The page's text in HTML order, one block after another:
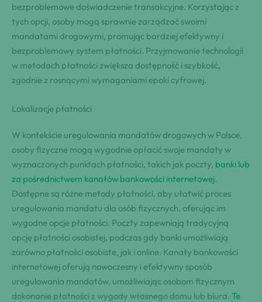
bezproblemowe doświadczenie transakcyjne. Korzystając z
tych opcji, osoby mogą sprawnie zarządzać swoimi
mandatami drogowymi, promując bardziej efektywny i
bezproblemowy system płatności. Przyjmowanie technologii
w metodach płatności zwiększa dostępność i szybkość,
zgodnie z rosnącymi wymaganiami epoki cyfrowej.
Lokalizacje płatności
W kontekście uregulowania mandatów drogowych w Polsce,
osoby fizyczne mogą wygodnie opłacić swoje mandaty w
wyznaczonych punktach płatności, takich jak poczty, banki lub
za pośrednictwem kanałów bankowości internetowej.
Dostępne są różne metody płatności, aby ułatwić proces
uregulowania mandatu dla osób fizycznych, oferując im
wygodne opcje płatności. Poczty zapewniają tradycyjną
opcję płatności osobistej, podczas gdy banki umożliwiają
zarówno płatności osobiste, jak i online. Kanały bankowości
internetowej oferują nowoczesny i efektywny sposób
uregulowania mandatów, umożliwiając osobom fizycznym
dokonanie płatności z wygody własnego domu lub biura. Te